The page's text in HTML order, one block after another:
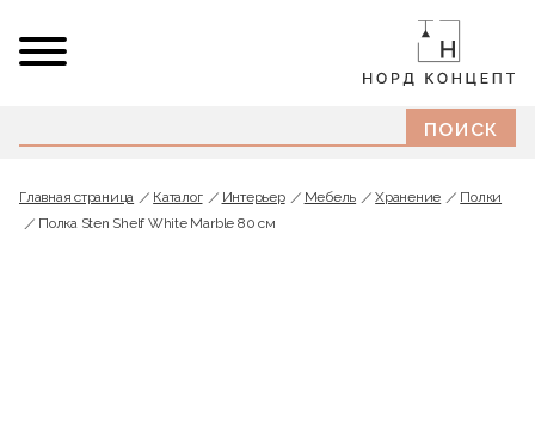
Главная страница Каталог Интерьер Мебель Хранение
Полки
Полка Sten Shelf White Marble 80 см